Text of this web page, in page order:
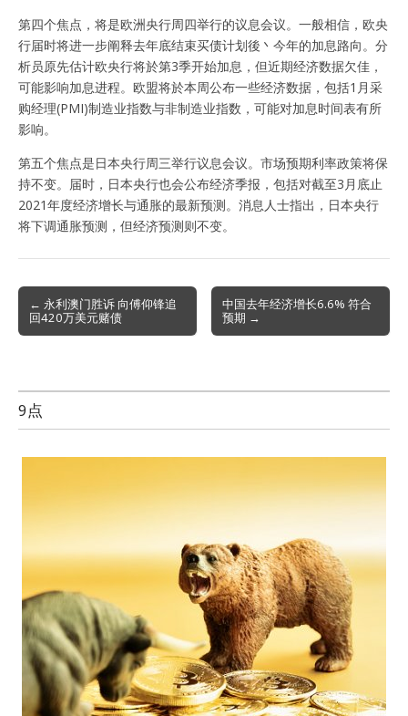
第四个焦点，将是欧洲央行周四举行的议息会议。一般相信，欧央
行届时将进一步阐释去年底结束买债计划後丶今年的加息路向。分
析员原先估计欧央行将於第3季开始加息，但近期经济数据欠佳，
可能影响加息进程。欧盟将於本周公布一些经济数据，包括1月采
购经理(PMI)制造业指数与非制造业指数，可能对加息时间表有所
影响。
第五个焦点是日本央行周三举行议息会议。市场预期利率政策将保
持不变。届时，日本央行也会公布经济季报，包括对截至3月底止
2021年度经济增长与通胀的最新预测。消息人士指出，日本央行
将下调通胀预测，但经济预测则不变。
Post
navigation
← 永利澳门胜诉 向傅仰锋追
回420万美元赌债
中国去年经济增长6.6% 符合
预期 →
9点